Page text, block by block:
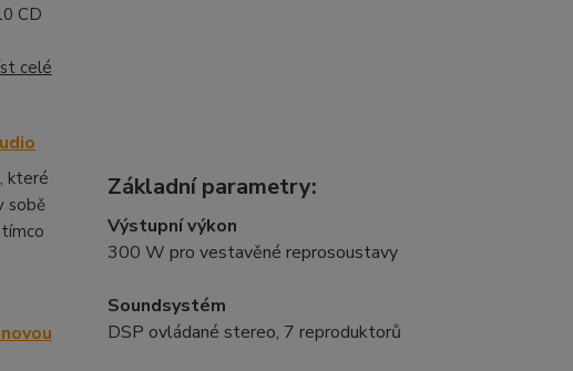
CD
celé
které
sobě
Základní parametry:
Výstupní výkon
300 W pro vestavěné reprosoustavy
Soundsystém
DSP ovládané stereo, 7 reproduktorů